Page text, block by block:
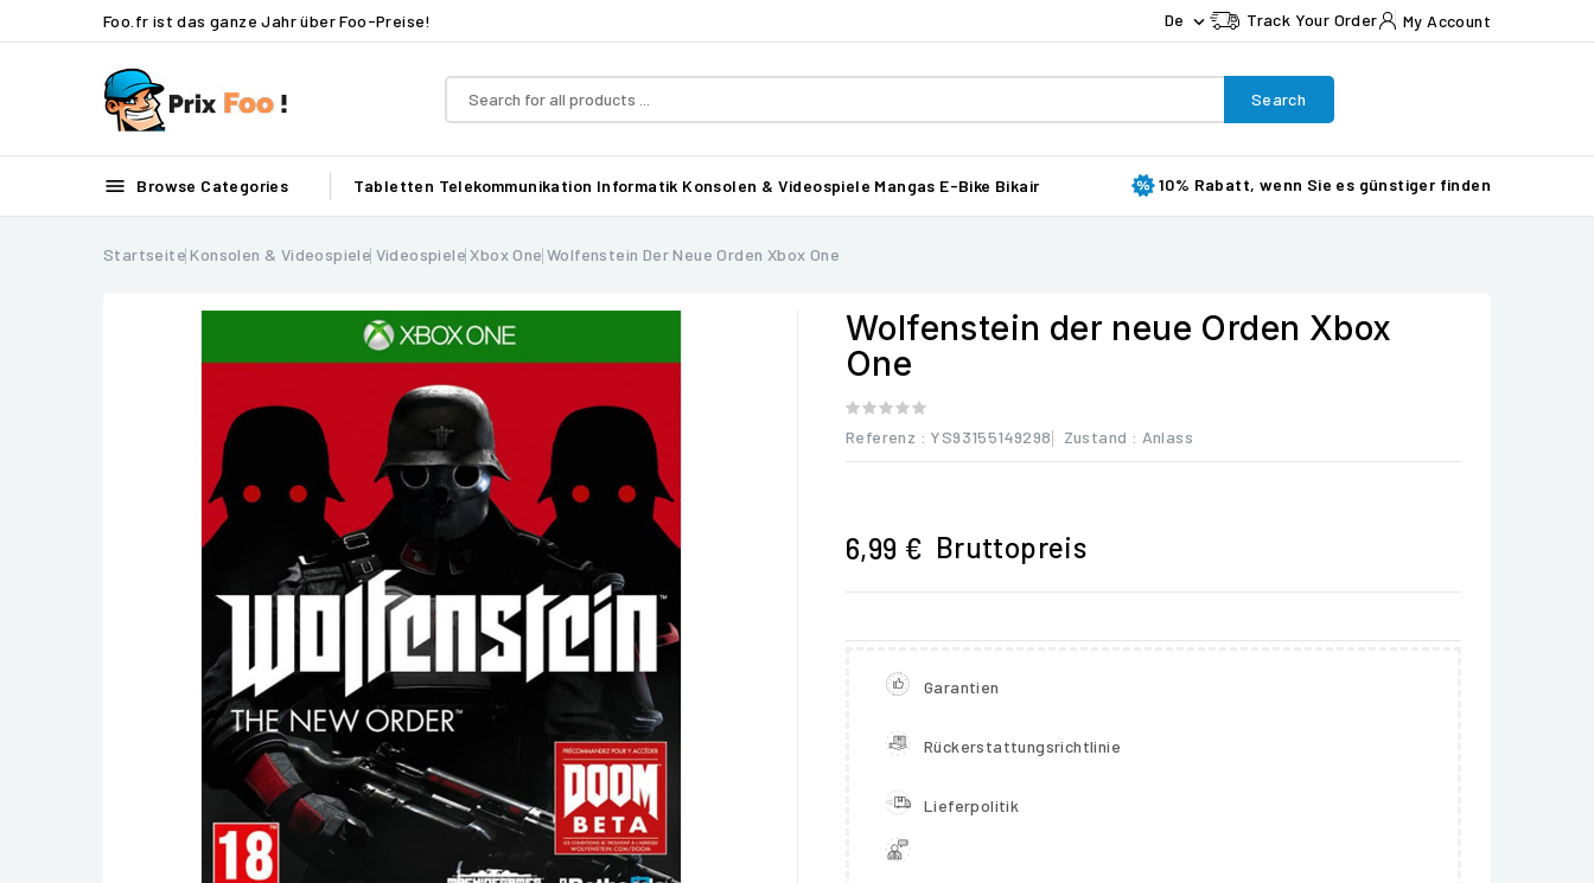
Foo.fr ist das ganze Jahr über Foo-Preise! De  Track Your Order My Account
Search
 Browse Categories Tabletten Telekommunikation Informatik Konsolen & Videospiele Mangas E-Bike Bikair 10% Rabatt, wenn Sie es günstiger finden
Startseite Konsolen & Videospiele Videospiele Xbox One Wolfenstein Der Neue Orden Xbox One
Wolfenstein der neue Orden Xbox
One
Referenz : YS93155149298 Zustand : Anlass
6,99 € Bruttopreis
Garantien
Rückerstattungsrichtlinie
Lieferpolitik